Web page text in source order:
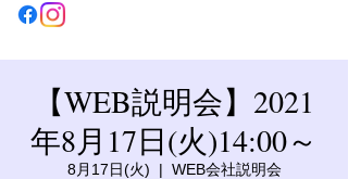
【WEB説明会】2021
年8月17日(火)14:00～
8月17日(火)
  |
WEB会社説明会